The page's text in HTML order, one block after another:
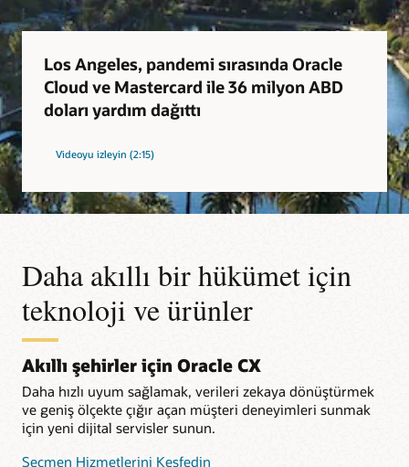
Los Angeles, pandemi sırasında Oracle
Cloud ve Mastercard ile 36 milyon ABD
doları yardım dağıttı
Videoyu izleyin (2:15)
Daha akıllı bir hükümet için
teknoloji ve ürünler
Akıllı şehirler için Oracle CX
Daha hızlı uyum sağlamak, verileri zekaya dönüştürmek
ve geniş ölçekte çığır açan müşteri deneyimleri sunmak
için yeni dijital servisler sunun.
Seçmen Hizmetlerini Keşfedin